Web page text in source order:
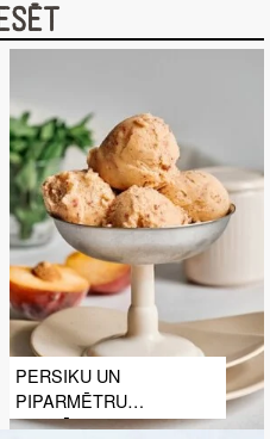
PERSIKU UN
PIPARMĒTRU
SALDĒJUMS